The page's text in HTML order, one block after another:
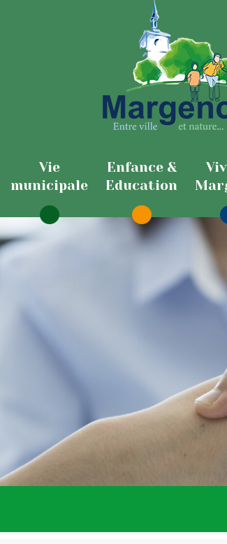
Vie
municipale
Enfance &
Education